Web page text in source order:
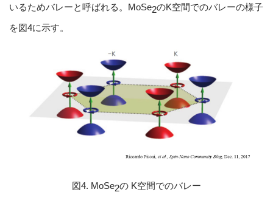
いるためバレーと呼ばれる。MoSe2のK空間でのバレーの様子
を図4に示す。
図4. MoSe2の K空間でのバレー